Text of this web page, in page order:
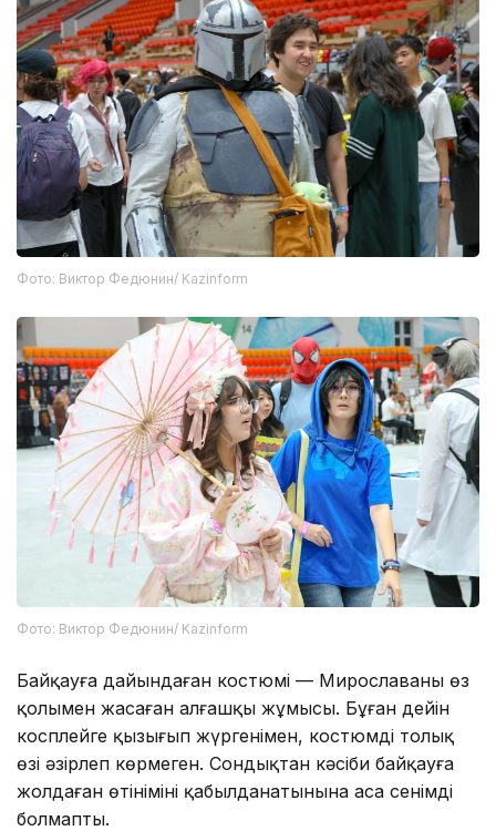
Фото: Виктор Федюнин/ Kazinform
Фото: Виктор Федюнин/ Kazinform
Байқауға дайындаған костюмі — Мирославаның өз
қолымен жасаған алғашқы жұмысы. Бұған дейін
косплейге қызығып жүргенімен, костюмді толық
өзі әзірлеп көрмеген. Сондықтан кәсіби байқауға
жолдаған өтінімінің қабылданатынына аса сенімді
болмапты.